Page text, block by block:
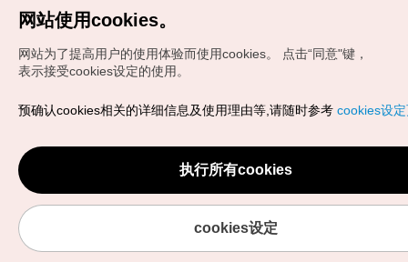
Copyrights (c) 韩国旅游发展局版权所有
VISITKOREA官方邮箱
chnsim@knto.or.kr
网站使用cookies。
网站为了提高用户的使用体验而使用cookies。
点击“同意"键，
表示接受cookies设定的使用。
预确认cookies相关的详细信息及使用理由等,请随时参考 cookies设
执行所有cookies
cookies设定